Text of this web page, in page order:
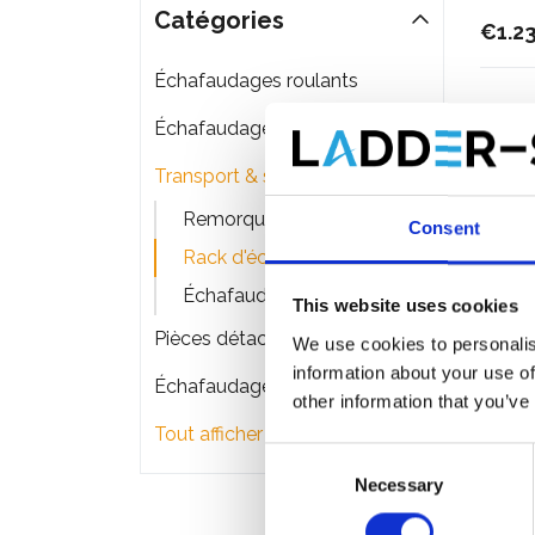
Consent
This website uses cookies
We use cookies to
information about your use
other information that
Necessary
Catégories
Échafaudages roulants
Échafaudages pliant
Remorque d'échafaudage
Rack d'échafaudage
Échafaudage + remorque
Pièces détachées
Échafaudages de façade
Tout afficher